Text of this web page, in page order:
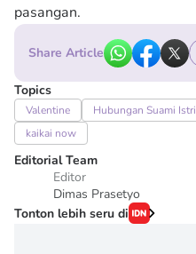
pasangan.
Share Article
Topics
Valentine Hubungan Suami Istri
kaikai now
Editorial Team
Editor
Dimas Prasetyo
Tonton lebih seru di